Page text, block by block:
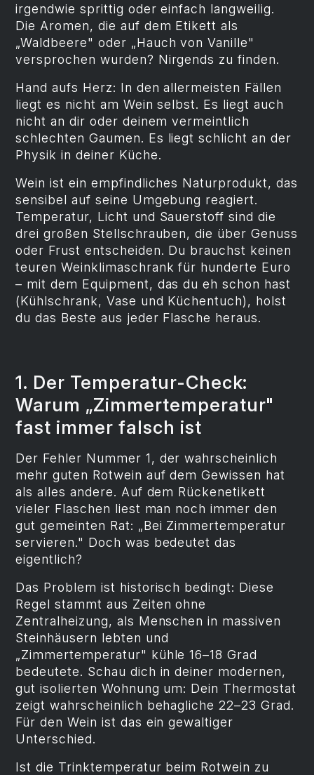
irgendwie sprittig oder einfach langweilig.
Die Aromen, die auf dem Etikett als
„Waldbeere" oder „Hauch von Vanille"
versprochen wurden? Nirgends zu finden.
Hand aufs Herz: In den allermeisten Fällen
liegt es nicht am Wein selbst. Es liegt auch
nicht an dir oder deinem vermeintlich
schlechten Gaumen. Es liegt schlicht an der
Physik in deiner Küche.
Wein ist ein empfindliches Naturprodukt, das
sensibel auf seine Umgebung reagiert.
Temperatur, Licht und Sauerstoff sind die
drei großen Stellschrauben, die über Genuss
oder Frust entscheiden. Du brauchst keinen
teuren Weinklimaschrank für hunderte Euro
– mit dem Equipment, das du eh schon hast
(Kühlschrank, Vase und Küchentuch), holst
du das Beste aus jeder Flasche heraus.
1. Der Temperatur-Check:
Warum „Zimmertemperatur"
fast immer falsch ist
Der Fehler Nummer 1, der wahrscheinlich
mehr guten Rotwein auf dem Gewissen hat
als alles andere. Auf dem Rückenetikett
vieler Flaschen liest man noch immer den
gut gemeinten Rat: „Bei Zimmertemperatur
servieren." Doch was bedeutet das
eigentlich?
Das Problem ist historisch bedingt: Diese
Regel stammt aus Zeiten ohne
Zentralheizung, als Menschen in massiven
Steinhäusern lebten und
„Zimmertemperatur" kühle 16–18 Grad
bedeutete. Schau dich in deiner modernen,
gut isolierten Wohnung um: Dein Thermostat
zeigt wahrscheinlich behagliche 22–23 Grad.
Für den Wein ist das ein gewaltiger
Unterschied.
Ist die Trinktemperatur beim Rotwein zu